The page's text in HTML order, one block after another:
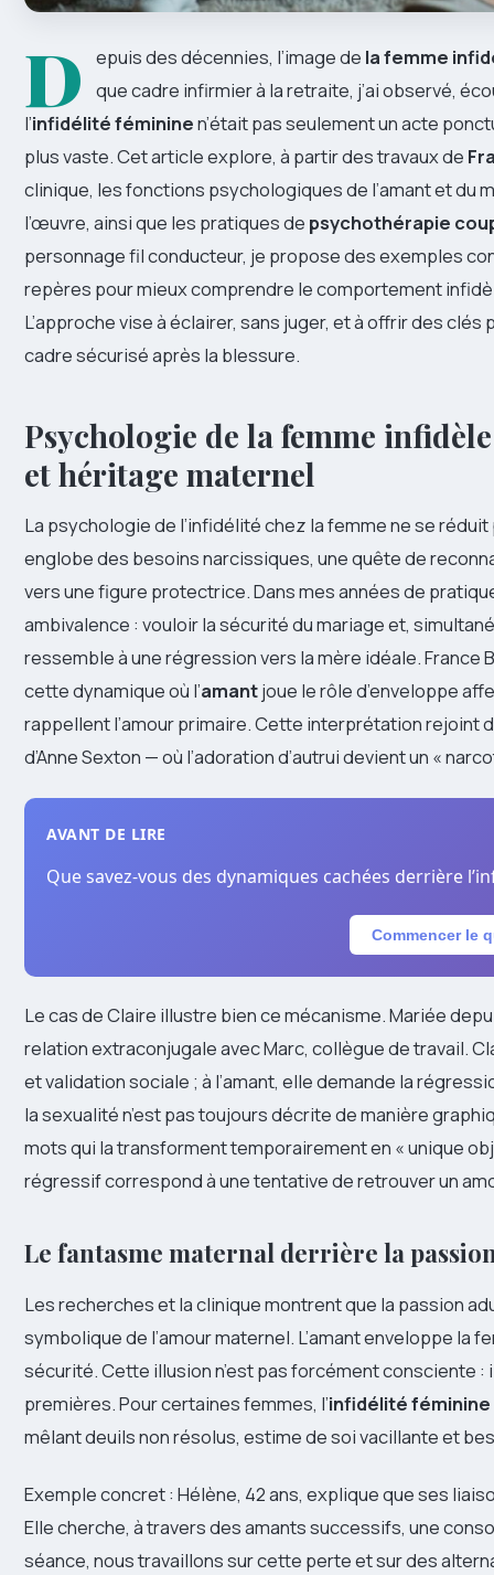
D epuis des décennies, l’image de la femme
que cadre infirmier à la retraite, j’ai observé,
l’infidélité fémininen’était pas seulement un acte
plus vaste. Cet article explore, à partir des travaux de
clinique, les fonctions psychologiques de l’amant et du
l’œuvre, ainsi que les pratiques de psychothérapie
personnage fil conducteur, je propose des exemples
repères pour mieux comprendre le comportement
L’approche vise à éclairer, sans juger, et à offrir des
cadre sécurisé après la blessure.
Psychologie de la femme
et héritage maternel
La psychologie de l’infidélité chez la femme ne se
englobe des besoins narcissiques, une quête de
vers une figure protectrice. Dans mes années de
ambivalence : vouloir la sécurité du mariage et,
ressemble à une régression vers la mère idéale.
cette dynamique où l’amantjoue le rôle d’enveloppe
rappellent l’amour primaire. Cette interprétation
d’Anne Sexton — où l’adoration d’autrui devient un «
AVANT DE LIRE
Que savez-vous des dynamiques cachées derrière
Commencer le
Le cas de Claire illustre bien ce mécanisme. Mariée
relation extraconjugale avec Marc, collègue de travail.
et validation sociale ; à l’amant, elle demande la
la sexualité n’est pas toujours décrite de manière
mots qui la transforment temporairement en « unique
régressif correspond à une tentative de retrouver un
Le fantasme maternal derrière la
Les recherches et la clinique montrent que la passion
symbolique de l’amour maternel. L’amant enveloppe la
sécurité. Cette illusion n’est pas forcément consciente :
premières. Pour certaines femmes, l’infidélité féminine
mêlant deuils non résolus, estime de soi vacillante et
Exemple concret : Hélène, 42 ans, explique que ses
Elle cherche, à travers des amants successifs, une
séance, nous travaillons sur cette perte et sur des